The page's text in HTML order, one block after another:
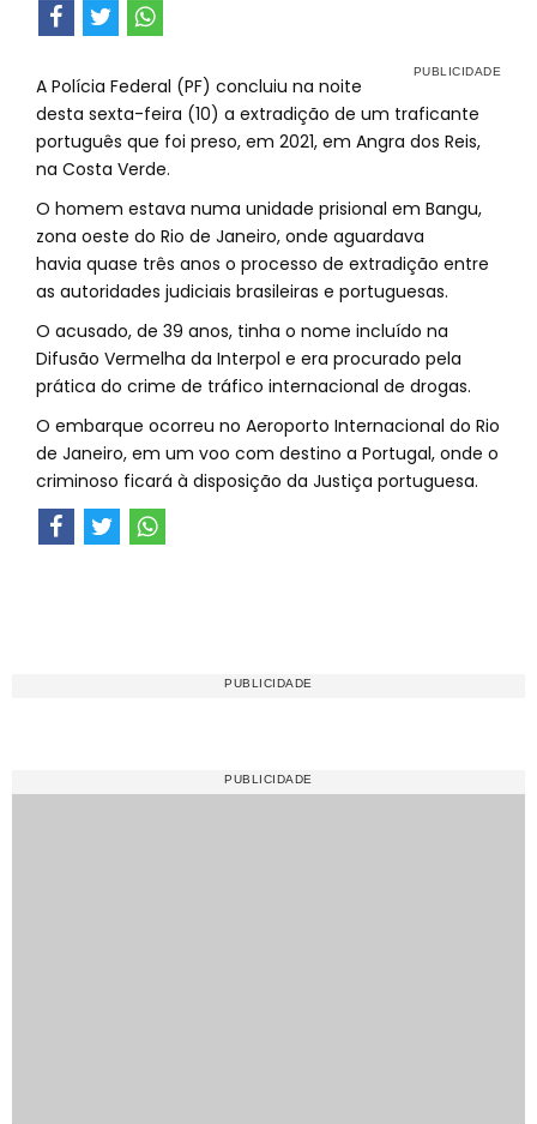
A Polícia Federal (PF) concluiu na noite
desta sexta-feira (10) a extradição de um traficante
português que foi preso, em 2021, em Angra dos Reis,
na Costa Verde.
O homem estava numa unidade prisional em Bangu,
zona oeste do Rio de Janeiro, onde aguardava
havia quase três anos o processo de extradição entre
as autoridades judiciais brasileiras e portuguesas.
O acusado, de 39 anos, tinha o nome incluído na
Difusão Vermelha da Interpol e era procurado pela
prática do crime de tráfico internacional de drogas.
O embarque ocorreu no Aeroporto Internacional do Rio
de Janeiro, em um voo com destino a Portugal, onde o
criminoso ficará à disposição da Justiça portuguesa.